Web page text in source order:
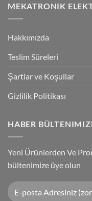
Inspection
With
G9SP
Güvenlik
Sürücüsü
MEKATRONIK
Hakkımızda
Teslim Süreleri
Şartlar ve Koşullar
Gizlilik Politikası
HABER
Yeni Ürünlerden Ve
bültenimize üye olun